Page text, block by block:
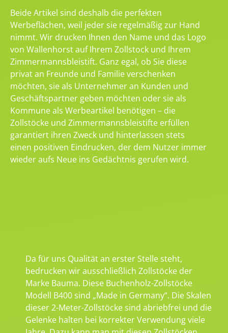
Beide Artikel sind deshalb die perfekten
Werbeflächen, weil jeder sie regelmäßig zur Hand
nimmt. Wir drucken Ihnen den Name und das Logo
von Wallenhorst auf Ihrem Zollstock und Ihrem
Zimmermannsbleistift. Ganz egal, ob Sie diese
privat an Freunde und Familie verschenken
möchten, sie als Unternehmer an Kunden und
Geschäftspartner geben möchten oder sie als
Kommune als Werbeartikel benötigen – die
Zollstöcke und Zimmermannsbleistifte erfüllen
garantiert ihren Zweck und hinterlassen stets
einen positiven Eindrucken, der dem Nutzer immer
wieder aufs Neue ins Gedächtnis gerufen wird.
Da für uns Qualität an erster Stelle steht,
bedrucken wir ausschließlich Zollstöcke der
Marke Bauma. Diese Buchenholz-Zollstöcke
Modell B400 sind „Made in Germany“. Die Skalen
dieser 2-Meter-Zollstöcke sind abriebfrei und die
Gelenke halten bei korrekter Verwendung viele